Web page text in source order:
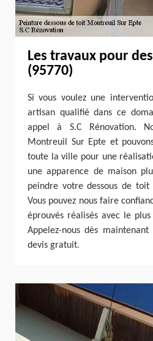
Les travaux pour
(95770)
Si vous voulez une
artisan qualifié dans ce
appel à S.C Rénovation.
Montreuil Sur Epte et
toute la ville pour une
une apparence de maison
peindre votre dessous de
Vous pouvez nous faire
éprouvés réalisés avec le
Appelez-nous dès
devis gratuit.